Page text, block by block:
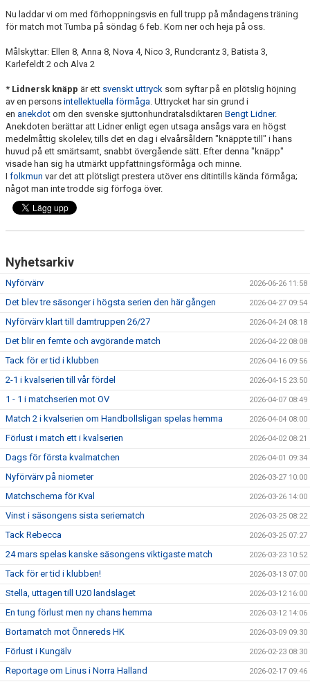
Nu laddar vi om med förhoppningsvis en full trupp på måndagens träning
för match mot Tumba på söndag 6 feb. Kom ner och heja på oss.
Målskyttar: Ellen 8, Anna 8, Nova 4, Nico 3, Rundcrantz 3, Batista 3,
Karlefeldt 2 och Alva 2
* Lidnersk knäpp är ett svenskt uttryck som syftar på en plötslig höjning
av en persons intellektuella förmåga. Uttrycket har sin grund i
en anekdot om den svenske sjuttonhundratalsdiktaren Bengt Lidner.
Anekdoten berättar att Lidner enligt egen utsaga ansågs vara en högst
medelmåttig skolelev, tills det en dag i elvaårsåldern "knäppte till" i hans
huvud på ett smärtsamt, snabbt övergående sätt. Efter denna "knäpp"
visade han sig ha utmärkt uppfattningsförmåga och minne.
I folkmun var det att plötsligt prestera utöver ens ditintills kända förmåga;
något man inte trodde sig förfoga över.
Nyhetsarkiv
Nyförvärv 2026-06-26 11:58
Det blev tre säsonger i högsta serien den här gången 2026-04-27 09:54
Nyförvärv klart till damtruppen 26/27 2026-04-24 08:18
Det blir en femte och avgörande match 2026-04-22 08:08
Tack för er tid i klubben 2026-04-16 09:56
2-1 i kvalserien till vår fördel 2026-04-15 23:50
1 - 1 i matchserien mot OV 2026-04-07 08:49
Match 2 i kvalserien om Handbollsligan spelas hemma 2026-04-04 08:00
Förlust i match ett i kvalserien 2026-04-02 08:21
Dags för första kvalmatchen 2026-04-01 09:34
Nyförvärv på niometer 2026-03-27 10:00
Matchschema för Kval 2026-03-26 14:00
Vinst i säsongens sista seriematch 2026-03-25 08:22
Tack Rebecca 2026-03-25 07:27
24 mars spelas kanske säsongens viktigaste match 2026-03-23 10:52
Tack för er tid i klubben! 2026-03-13 07:00
Stella, uttagen till U20 landslaget 2026-03-12 16:00
En tung förlust men ny chans hemma 2026-03-12 14:06
Bortamatch mot Önnereds HK 2026-03-09 09:30
Förlust i Kungälv 2026-02-23 08:30
Reportage om Linus i Norra Halland 2026-02-17 09:46